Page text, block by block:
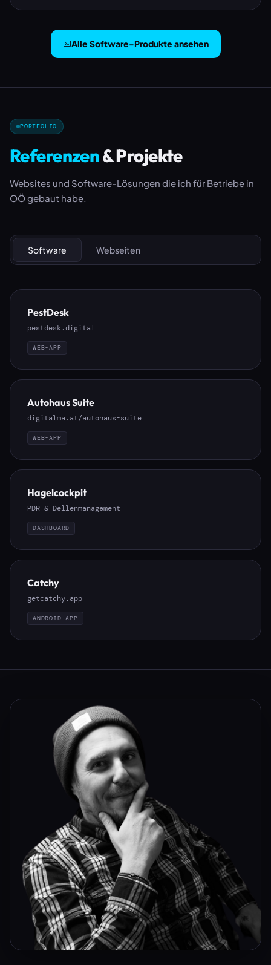
Alle Software-Produkte ansehen
PORTFOLIO
Referenzen& Projekte
Websites und Software-Lösungen die ich für Betriebe in
OÖ gebaut habe.
Software Webseiten
PestDesk
pestdesk.digital
WEB-APP
Autohaus Suite
digitalma.at/autohaus-suite
WEB-APP
Hagelcockpit
PDR & Dellenmanagement
DASHBOARD
Catchy
getcatchy.app
ANDROID APP